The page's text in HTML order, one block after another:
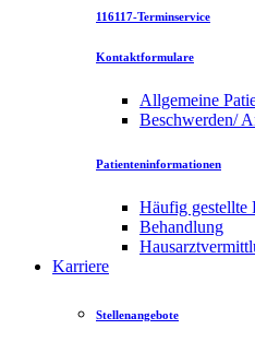
116117-Terminservice
Kontaktformulare
Allgemeine
Beschwerden/
Patienteninformationen
Häufig gestellte
Behandlung
Karriere
Stellenangebote